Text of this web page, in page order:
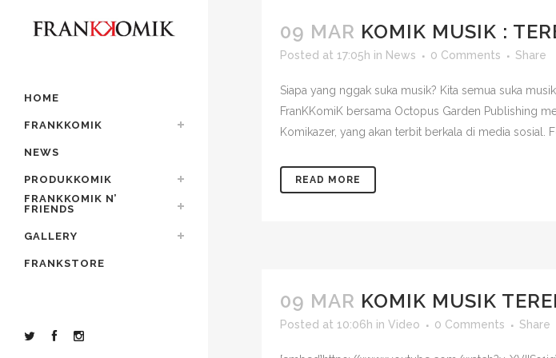
HOME
FRANKKOMIK
NEWS
PRODUKKOMIK
FRANKKOMIK N’
FRIENDS
GALLERY
FRANKSTORE
09 MAR KOMIK MUSIK :
Posted at 17:05h in News 0 Comments Share
Siapa yang nggak suka musik? Kita semua suka
FranKKomiK bersama Octopus Garden Publishing
Komikazer, yang akan terbit berkala di media sosial.
READ MORE
09 MAR KOMIK MUSIK
Posted at 10:06h in Video 0 Comments Share